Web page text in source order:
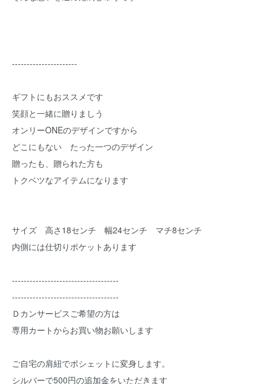
----------------------
ギフトにもおススメです
笑顔と一緒に贈りましう
オンリーONEのデザインですから
どこにもない たった一つのデザイン
贈ったも、贈られた方も
トクベツなアイテムになります
サイズ 高さ18センチ 幅24センチ マチ8センチ
内側には仕切りポケットあります
------------------------------------
------------------------------------
Ｄカンサービスご希望の方は
専用カートからお買い物お願いします
ご自宅の肩紐でポシェットに変身します。
シルバーで500円の追加金をいただきます